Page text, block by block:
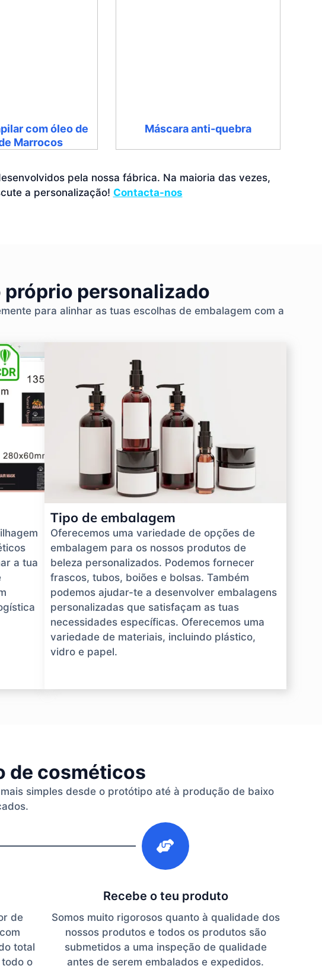
com óleo de
Marrocos
Máscara anti-quebra
pela nossa fábrica. Na maioria das vezes,
a personalização! Contacta-nos
personalizado
para alinhar as tuas escolhas de embalagem com a
a tua
Tipo de embalagem
Oferecemos uma variedade de opções de
embalagem para os nossos produtos de
beleza personalizados. Podemos fornecer
frascos, tubos, boiões e bolsas. Também
podemos ajudar-te a desenvolver embalagens
personalizadas que satisfaçam as tuas
necessidades específicas. Oferecemos uma
variedade de materiais, incluindo plástico,
vidro e papel.
de cosméticos
simples desde o protótipo até à produção de baixo
de
total
o
Recebe o teu produto
Somos muito rigorosos quanto à qualidade dos
nossos produtos e todos os produtos são
submetidos a uma inspeção de qualidade
antes de serem embalados e expedidos.